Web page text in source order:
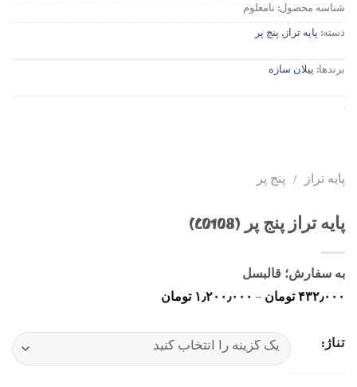
شناسه محصول: نامعلوم
دسته:پایه تراز,پنج پر
برندها:پیلان سازه
پایه تراز / پنج پر
پایه تراز پنج پر (C0108)
به سفارش؛ قالبسل
۴۳۲٫۰۰۰تومان– ۱٫۲۰۰٫۰۰۰ تومان
تا
۱٫۲۰۰٫۰۰۰ تومان تناژ: